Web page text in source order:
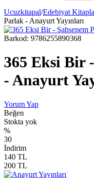
Ucuzkitapal/Edebiyat
Parlak - Anayurt Yayınları
Barkod: 9786255890368
365 Eksi Bir
- Anayurt
Yorum Yap
Beğen
Stokta yok
%
30
İndirim
140 TL
200 TL